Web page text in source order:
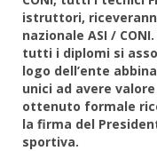
istruttori,
nazionale ASI /
tutti i diplomi si
logo dell’ente
unici ad avere
ottenuto formale
la firma del
sportiva.